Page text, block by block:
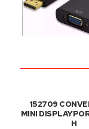
152709
MINI
H